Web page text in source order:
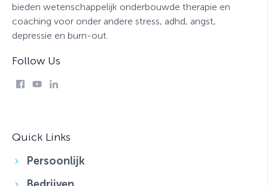
bieden wetenschappelijk onderbouwde therapie en
coaching voor onder andere stress, adhd, angst,
depressie en burn-out.
Follow Us
Quick Links
Persoonlijk